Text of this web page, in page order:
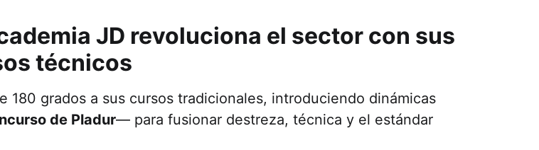
JD revoluciona el sector con sus
técnicos
grados a sus cursos tradicionales, introduciendo dinámicas
de Pladur— para fusionar destreza, técnica y el estándar